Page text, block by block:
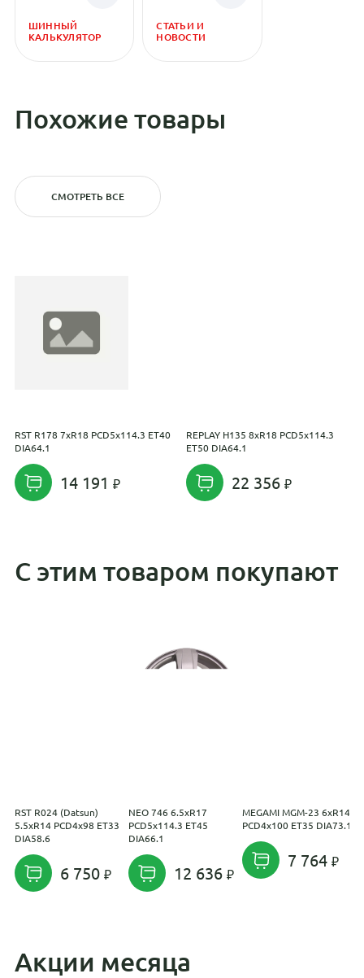
ШИННЫЙ
КАЛЬКУЛЯТОР
СТАТЬИ И
НОВОСТИ
Похожие товары
СМОТРЕТЬ ВСЕ
RST R178 7xR18 PCD5x114.3 ET40
DIA64.1
14 191
REPLAY H135 8xR18 PCD5x114.3
ET50 DIA64.1
22 356
С этим товаром покупают
RST R024 (Datsun)
5.5xR14 PCD4x98 ET33
DIA58.6
6 750
NEO 746 6.5xR17
PCD5x114.3 ET45
DIA66.1
12 636
MEGAMI MGM-23 6xR14
PCD4x100 ET35 DIA73.1
7 764
Акции месяца